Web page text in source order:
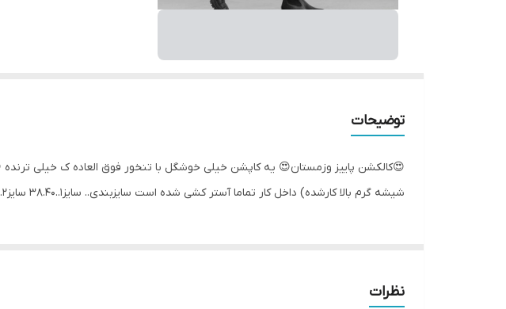
توضیحات
😍کالکشن پاییز وزمستان😍 یه کاپشن خیلی خوشگل با تنخور فوق العاده ک خیلی
شیشه گرم بالا کارشده) داخل کار تماما آستر کشی شده است سایزبندی.. سایز1..38.40 سایز2..42.44 سایز3..46.48 📌قد کار 👈80
نظرات